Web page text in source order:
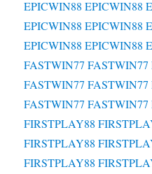
EPICWIN88 EPICWIN88
EPICWIN88 EPICWIN88
EPICWIN88 EPICWIN88
FASTWIN77 FASTWIN77
FASTWIN77 FASTWIN77
FASTWIN77 FASTWIN77
FIRSTPLAY88
FIRSTPLAY88
FIRSTPLAY88